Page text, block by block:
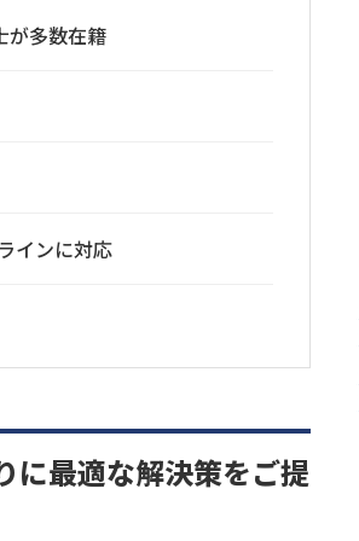
が多数在籍
インに対応
に最適な解決策をご提